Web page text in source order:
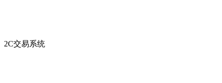
2C交易系统